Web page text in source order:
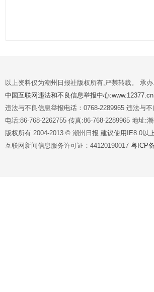
以上资料仅为潮州日报社版权所有,严禁转载。 承
中国互联网违法和不良信息举报中心:www.12377.cn
违法与不良信息举报电话：0768-2289965 违法与
电话:86-768-2262755 传真:86-768-2289965 地址:
版权所有 2004-2013 © 潮州日报 建议使用IE8.0以
互联网新闻信息服务许可证：44120190017 粤ICP